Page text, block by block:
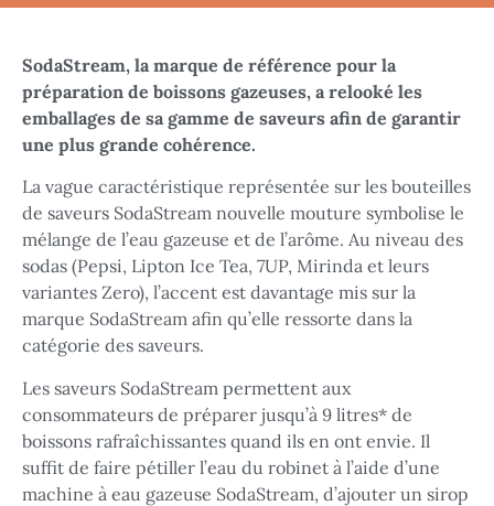
SodaStream, la marque de référence pour la
préparation de boissons gazeuses, a relooké les
emballages de sa gamme de saveurs afin de garantir
une plus grande cohérence.
La vague caractéristique représentée sur les bouteilles
de saveurs SodaStream nouvelle mouture symbolise le
mélange de l’eau gazeuse et de l’arôme. Au niveau des
sodas (Pepsi, Lipton Ice Tea, 7UP, Mirinda et leurs
variantes Zero), l’accent est davantage mis sur la
marque SodaStream afin qu’elle ressorte dans la
catégorie des saveurs.
Les saveurs SodaStream permettent aux
consommateurs de préparer jusqu’à 9 litres* de
boissons rafraîchissantes quand ils en ont envie. Il
suffit de faire pétiller l’eau du robinet à l’aide d’une
machine à eau gazeuse SodaStream, d’ajouter un sirop